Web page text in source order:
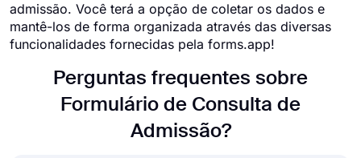
admissão. Você terá a opção de coletar os dados e
mantê-los de forma organizada através das diversas
funcionalidades fornecidas pela forms.app!
Perguntas frequentes sobre
Formulário de Consulta de
Admissão?